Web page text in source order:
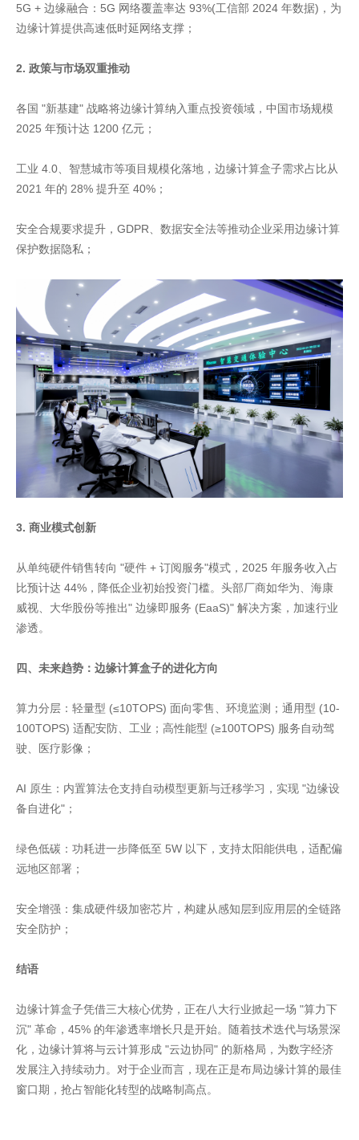
5G + 边缘融合：5G 网络覆盖率达 93%(工信部 2024 年数据)，为
边缘计算提供高速低时延网络支撑；
2. 政策与市场双重推动
各国 "新基建" 战略将边缘计算纳入重点投资领域，中国市场规模
2025 年预计达 1200 亿元；
工业 4.0、智慧城市等项目规模化落地，边缘计算盒子需求占比从
2021 年的 28% 提升至 40%；
安全合规要求提升，GDPR、数据安全法等推动企业采用边缘计算
保护数据隐私；
3. 商业模式创新
从单纯硬件销售转向 "硬件 + 订阅服务"模式，2025 年服务收入占
比预计达 44%，降低企业初始投资门槛。头部厂商如华为、海康
威视、大华股份等推出" 边缘即服务 (EaaS)" 解决方案，加速行业
渗透。
四、未来趋势：边缘计算盒子的进化方向
算力分层：轻量型 (≤10TOPS) 面向零售、环境监测；通用型 (10-
100TOPS) 适配安防、工业；高性能型 (≥100TOPS) 服务自动驾
驶、医疗影像；
AI 原生：内置算法仓支持自动模型更新与迁移学习，实现 "边缘设
备自进化"；
绿色低碳：功耗进一步降低至 5W 以下，支持太阳能供电，适配偏
远地区部署；
安全增强：集成硬件级加密芯片，构建从感知层到应用层的全链路
安全防护；
结语
边缘计算盒子凭借三大核心优势，正在八大行业掀起一场 "算力下
沉" 革命，45% 的年渗透率增长只是开始。随着技术迭代与场景深
化，边缘计算将与云计算形成 "云边协同" 的新格局，为数字经济
发展注入持续动力。对于企业而言，现在正是布局边缘计算的最佳
窗口期，抢占智能化转型的战略制高点。